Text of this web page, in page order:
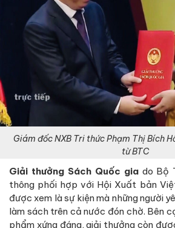
Giám đốc NXB Tri thức Phạm Thị Bích
từ BTC
Giải thưởng Sách Quốc giado Bộ
thông phối hợp với Hội Xuất bản
được xem là sự kiện mà những người
làm sách trên cả nước đón chờ. Bên
phẩm xứng đáng, giải thưởng còn